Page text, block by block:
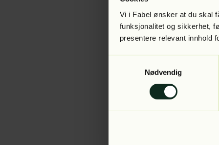
Vi i Fabel ønsker at du skal
funksjonalitet og sikkerhet,
presentere relevant innhold
Nødvendig
Application